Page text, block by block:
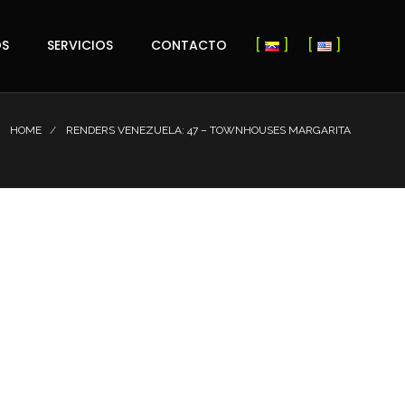
SERVICIOS CONTACTO
HOME RENDERS VENEZUELA: 47 – TOWNHOUSES MARGARITA